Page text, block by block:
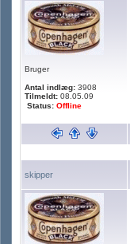
Bruger
Antal indlæg: 3908
Tilmeldt: 08.05.09
Status: Offline
skipper